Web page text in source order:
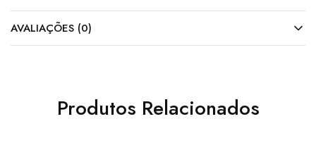
AVALIAÇÕES (0)
Produtos Relacionados